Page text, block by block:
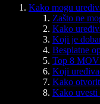
Kako mogu
Zašto ne
Kako
Koji je
Besplatne
Top 8 MOV
Koji
Kako
Kako